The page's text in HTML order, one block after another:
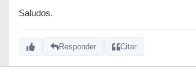
Saludos.
Responder Citar